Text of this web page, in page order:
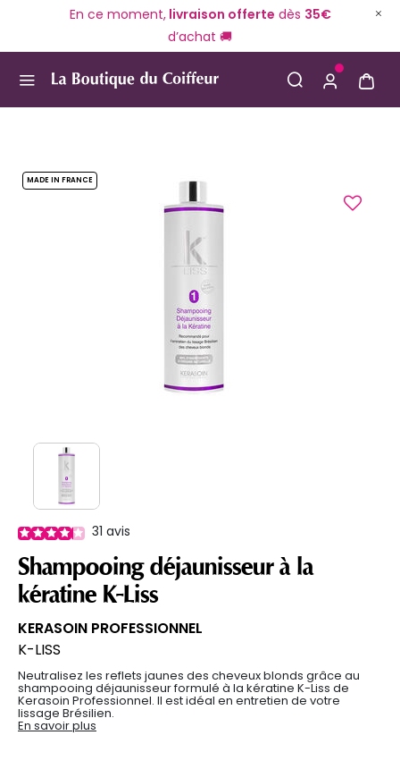
En ce moment,livraison offerte dès 35€
d’achat 🚚
MADE IN FRANCE
31 avis
Shampooing déjaunisseur à la
kératine K-Liss
KERASOIN PROFESSIONNEL
K-LISS
Neutralisez les reflets jaunes des cheveux blonds grâce au
shampooing déjaunisseur formulé à la kératine K-Liss de
Kerasoin Professionnel. Il est idéal en entretien de votre
lissage Brésilien.
En savoir plus